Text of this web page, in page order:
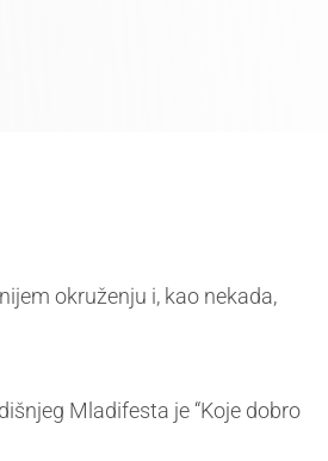
okruženju i, kao nekada,
Mladifesta je “Koje dobro